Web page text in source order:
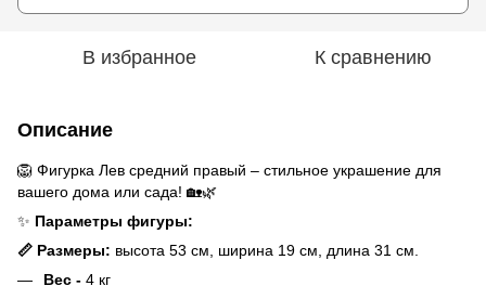
В избранное К сравнению
Описание
🦁 Фигурка Лев средний правый – стильное украшение для
вашего дома или сада! 🏡🌿
✨ Параметры фигуры:
📏 Размеры: высота 53 см, ширина 19 см, длина 31 см.
Вес - 4 кг